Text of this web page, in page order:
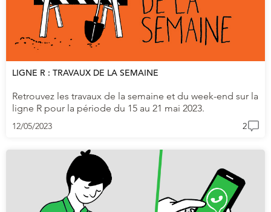
LIGNE R : TRAVAUX DE LA SEMAINE
Retrouvez les travaux de la semaine et du week-end sur la
ligne R pour la période du 15 au 21 mai 2023.
12/05/2023 2